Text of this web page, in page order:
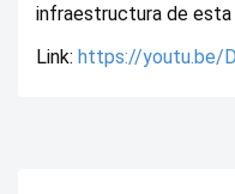
infraestructura de
Link: https://youtu.be/